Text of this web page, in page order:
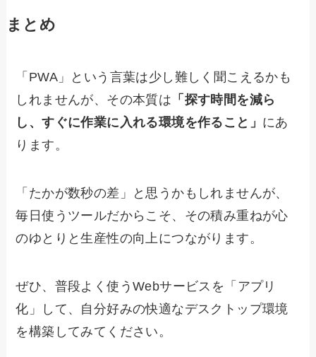
まとめ
「PWA」という言葉は少し難しく聞こえるかも
しれませんが、その本質は 「探す時間を減ら
し、すぐに作業に入れる環境を作ること」 にあ
ります。
「たかが数秒の差」と思うかもしれませんが、
毎日使うツールだからこそ、その積み重ねが心
のゆとりと生産性の向上につながります。
ぜひ、普段よく使うWebサービスを「アプリ
化」して、自分好みの快適なデスクトップ環境
を構築してみてください。